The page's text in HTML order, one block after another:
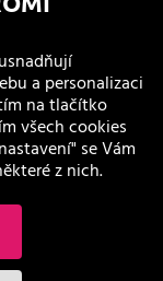
a personalizaci
na tlačítko
všech cookies
se Vám
z nich.